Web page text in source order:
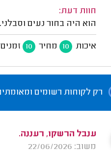
חוות דעת:
הוא היה בחור נעים
איכות 10 מחיר 10 זמנים
רק לקוחות רשומים
ענבל הרשקו, רעננה.
משוב: 22/06/2026